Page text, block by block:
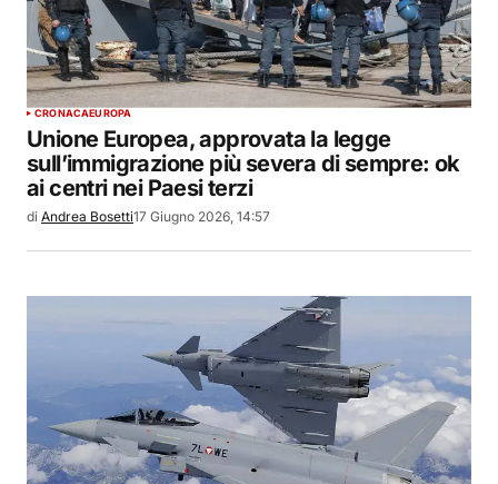
CRONACAEUROPA
Unione Europea, approvata la legge
sull’immigrazione più severa di sempre: ok
ai centri nei Paesi terzi
di Andrea Bosetti17 Giugno 2026, 14:57